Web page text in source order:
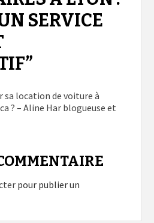
SERVICE
”
sa location de voiture à
? – Aline Har blogueuse et
pour publier un